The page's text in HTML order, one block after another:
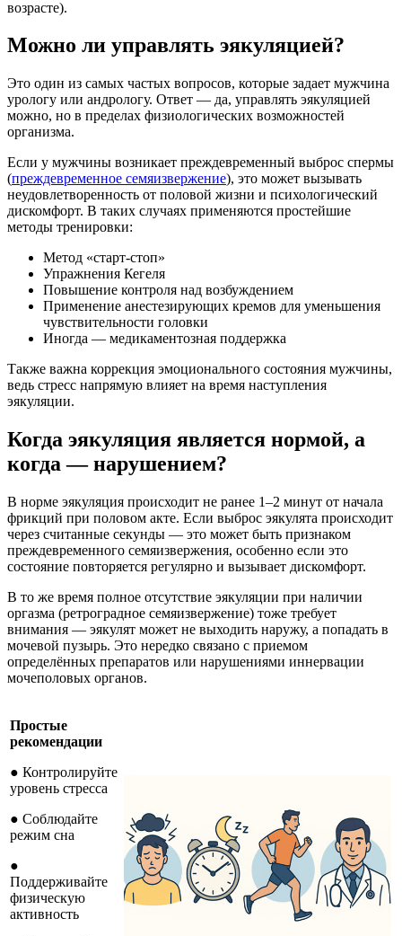
возрасте).
Можно ли управлять эякуляцией?
Это один из самых частых вопросов, которые задает мужчина
урологу или андрологу. Ответ — да, управлять эякуляцией
можно, но в пределах физиологических возможностей
организма.
Если у мужчины возникает преждевременный выброс спермы
(преждевременное семяизвержение), это может вызывать
неудовлетворенность от половой жизни и психологический
дискомфорт. В таких случаях применяются простейшие
методы тренировки:
Метод «старт-стоп»
Упражнения Кегеля
Повышение контроля над возбуждением
Применение анестезирующих кремов для уменьшения
чувствительности головки
Иногда — медикаментозная поддержка
Также важна коррекция эмоционального состояния мужчины,
ведь стресс напрямую влияет на время наступления
эякуляции.
Когда эякуляция является нормой, а
когда — нарушением?
В норме эякуляция происходит не ранее 1–2 минут от начала
фрикций при половом акте. Если выброс эякулята происходит
через считанные секунды — это может быть признаком
преждевременного семяизвержения, особенно если это
состояние повторяется регулярно и вызывает дискомфорт.
В то же время полное отсутствие эякуляции при наличии
оргазма (ретроградное семяизвержение) тоже требует
внимания — эякулят может не выходить наружу, а попадать в
мочевой пузырь. Это нередко связано с приемом
определённых препаратов или нарушениями иннервации
мочеполовых органов.
Простые
рекомендации
● Контролируйте
уровень стресса
● Соблюдайте
режим сна
●
Поддерживайте
физическую
активность